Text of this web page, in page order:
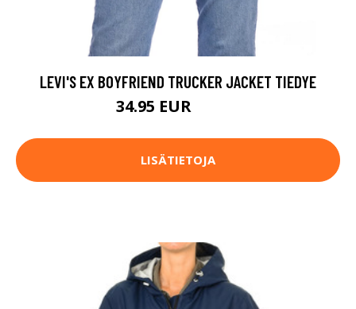
LEVI'S EX BOYFRIEND TRUCKER JACKET TIEDYE
34.95 EUR
LISÄTIETOJA